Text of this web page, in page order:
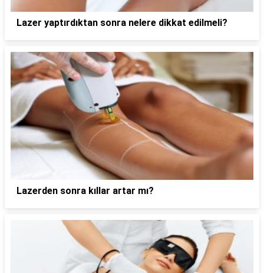
Lazer yaptırdıktan sonra nelere dikkat edilmeli?
Lazerden sonra kıllar artar mı?